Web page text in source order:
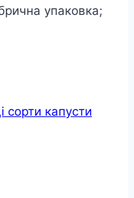
упаковка;
сорти капусти